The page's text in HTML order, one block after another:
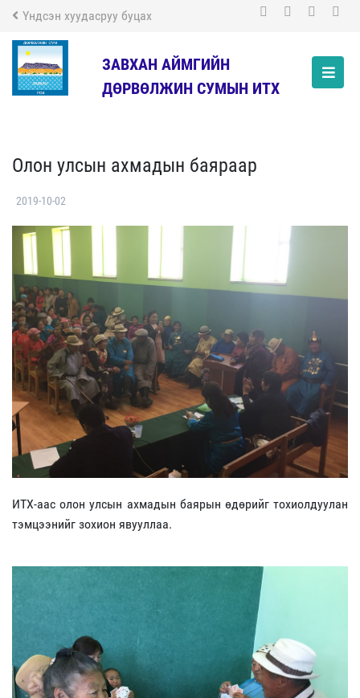
Үндсэн хуудасруу буцах
ЗАВХАН АЙМГИЙН
ДӨРВӨЛЖИН СУМЫН ИТХ
Олон улсын ахмадын баяраар
2019-10-02
ИТХ-аас олон улсын ахмадын баярын өдөрийг тохиолдуулан
тэмцээнийг зохион явууллаа.